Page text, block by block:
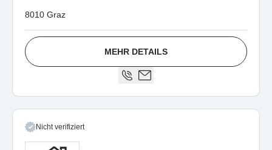
8010 Graz
MEHR DETAILS
Nicht verifiziert